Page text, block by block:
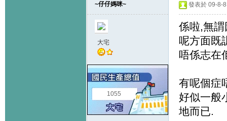
~仔仔媽咪~
大宅
1055
發表於 09-8-
係啦,無
呢方面既
唔係志在
有呢個症
好似一般
地而已.